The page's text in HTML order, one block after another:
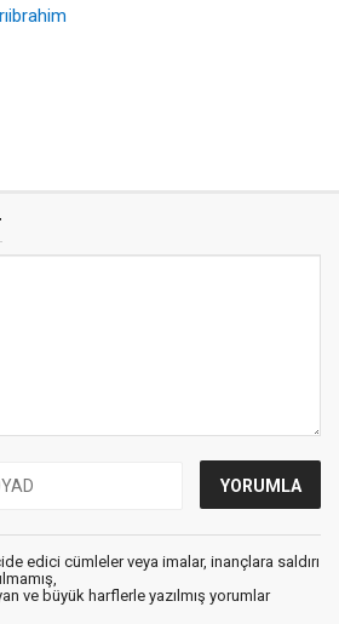
edici cümleler veya imalar, inançlara saldırı
ve büyük harflerle yazılmış yorumlar